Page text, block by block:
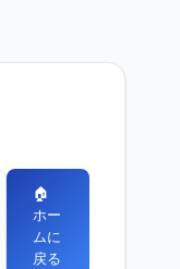
🏠
ホー
ムに
戻る